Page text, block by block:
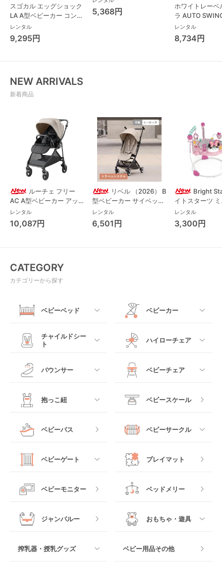
スゴカル エッグショック
LA A型ベビーカー コンビ
(Combi)
レンタル
9,295円
ール・体重計
5,368円
ホワイトレーベ
ラ AUTO
Long スリープ
コンビ(Combi)
チェア・ベビー
レンタル
8,734円
NEW ARRIVALS
新着商品
ルーチェ フリー
AC A型ベビーカー アッ
プリカ(Aprica) A型ベビ
ーカー アップリカ
(Aprica)
レンタル
10,087円
リベル （2026） B
型ベビーカー サイベック
ス(cybex)
レンタル
6,501円
Bright
イトスターツ
ス フォーエバ
レンド ジャン
パルー キッズ
レンタル
3,300円
CATEGORY
カテゴリーから探す
ベビーベッド
すべて
レギュラーサイズベビ
ベッドインベッド
クーファン
マットレス・布団
ベビーベッドその他
ベビーカー
すべて
ベビーカーその他
チャイルドシー
ト
すべて
ジュニアシート
チャイルドシートその
他
ハイローチェア
すべて
バウンサー
すべて
ロッキングタイプ
ベビーチェア
すべて
テーブルチェア
抱っこ紐
すべて
ヒップシート
抱っこ紐その他
ベビースケール
ベビーバス ベビーサークル
すべて
木製
マット製
ベビーゲート
すべて
プレイマット
ベビーモニター ベッドメリー
ジャンパルー おもちゃ・遊具
搾乳器・授乳グッズ ベビー用品その他